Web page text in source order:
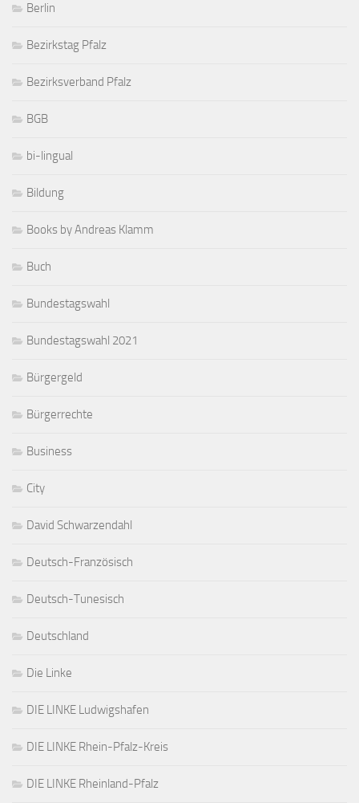
Berlin
Bezirkstag Pfalz
Bezirksverband Pfalz
BGB
bi-lingual
Bildung
Books by Andreas Klamm
Buch
Bundestagswahl
Bundestagswahl 2021
Bürgergeld
Bürgerrechte
Business
City
David Schwarzendahl
Deutsch-Französisch
Deutsch-Tunesisch
Deutschland
Die Linke
DIE LINKE Ludwigshafen
DIE LINKE Rhein-Pfalz-Kreis
DIE LINKE Rheinland-Pfalz